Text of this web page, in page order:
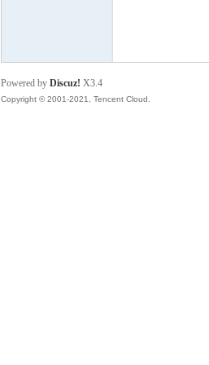
Powered by Discuz! X3.4
Copyright © 2001-2021, Tencent Cloud.